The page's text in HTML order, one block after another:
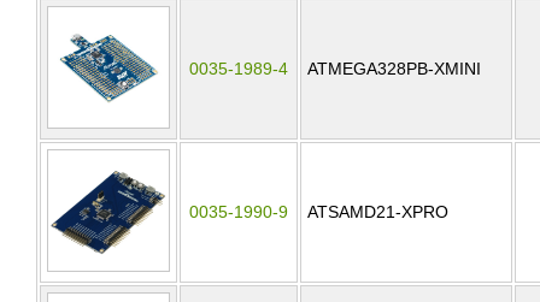
0035-1989-4 ATMEGA328PB-XMINI
0035-1990-9 ATSAMD21-XPRO